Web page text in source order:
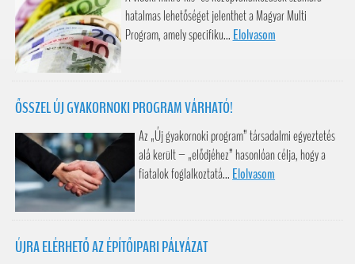
hatalmas lehetőséget jelenthet a Magyar Multi
Program, amely specifiku... Elolvasom
ŐSSZEL ÚJ GYAKORNOKI PROGRAM VÁRHATÓ!
Az „Új gyakornoki program” társadalmi egyeztetés
alá került – „elődjéhez” hasonlóan célja, hogy a
fiatalok foglalkoztatá... Elolvasom
ÚJRA ELÉRHETŐ AZ ÉPÍTŐIPARI PÁLYÁZAT